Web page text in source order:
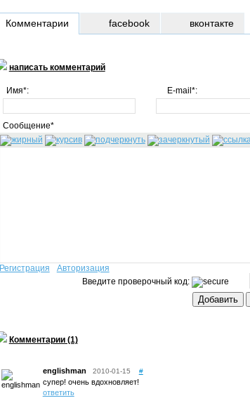
Комментарии
написать комментарий
Имя*: E-mail*:
Сообщение*
Регистрация
Авторизация
Введите проверочный код:
Комментарии (1)
englishman 2010-01-15 #
супер! очень вдохновляет!
ответить
facebook вконтакте